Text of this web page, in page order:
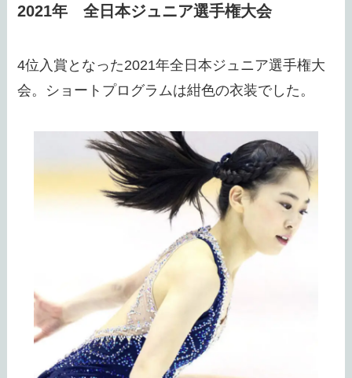
2021年 全日本ジュニア選手権大会
4位入賞となった2021年全日本ジュニア選手権大
会。ショートプログラムは紺色の衣装でした。